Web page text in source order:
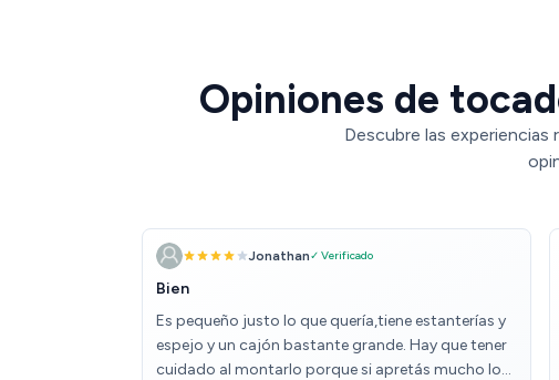
Opiniones de
Descubre las
Jonathan✓ Verificado
Bien
Es pequeño justo lo que quería,tiene estanterías y
espejo y un cajón bastante grande. Hay que tener
cuidado al montarlo porque si apretás mucho los